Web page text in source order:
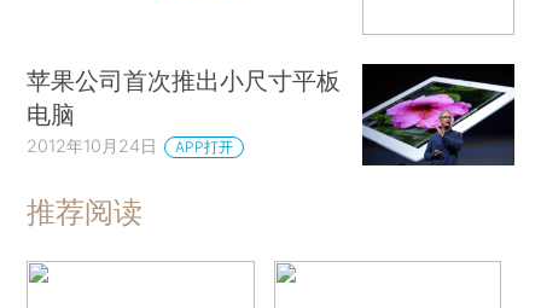
苹果公司首次推出小尺寸平板
电脑
2012年10月24日 APP打开
推荐阅读